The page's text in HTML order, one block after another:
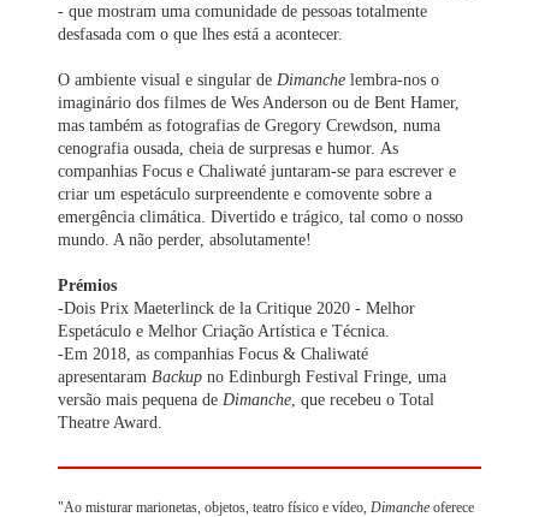
- que mostram uma comunidade de pessoas totalmente
desfasada com o que lhes está a acontecer.
O ambiente visual e singular de Dimanche lembra-nos o
imaginário dos filmes de Wes Anderson ou de Bent Hamer,
mas também as fotografias de Gregory Crewdson, numa
cenografia ousada, cheia de surpresas e humor. As
companhias Focus e Chaliwaté juntaram-se para escrever e
criar um espetáculo surpreendente e comovente sobre a
emergência climática. Divertido e trágico, tal como o nosso
mundo. A não perder, absolutamente!
Prémios
-Dois Prix Maeterlinck de la Critique 2020 - Melhor
Espetáculo e Melhor Criação Artística e Técnica.
-Em 2018, as companhias Focus & Chaliwaté
apresentaram Backupno Edinburgh Festival Fringe, uma
versão mais pequena de Dimanche , que recebeu o Total
Theatre Award.
"Ao misturar marionetas, objetos, teatro físico e vídeo,Dimanche oferece